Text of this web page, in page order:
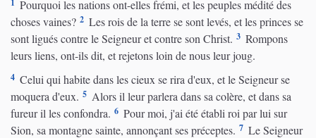
1 Pourquoi les nations ont-elles frémi, et les peuples médité des
choses vaines? 2 Les rois de la terre se sont levés, et les princes se
sont ligués contre le Seigneur et contre son Christ. 3 Rompons
leurs liens, ont-ils dit, et rejetons loin de nous leur joug.
4 Celui qui habite dans les cieux se rira d'eux, et le Seigneur se
moquera d'eux. 5 Alors il leur parlera dans sa colère, et dans sa
fureur il les confondra. 6 Pour moi, j'ai été établi roi par lui sur
Sion, sa montagne sainte, annonçant ses préceptes. 7 Le Seigneur